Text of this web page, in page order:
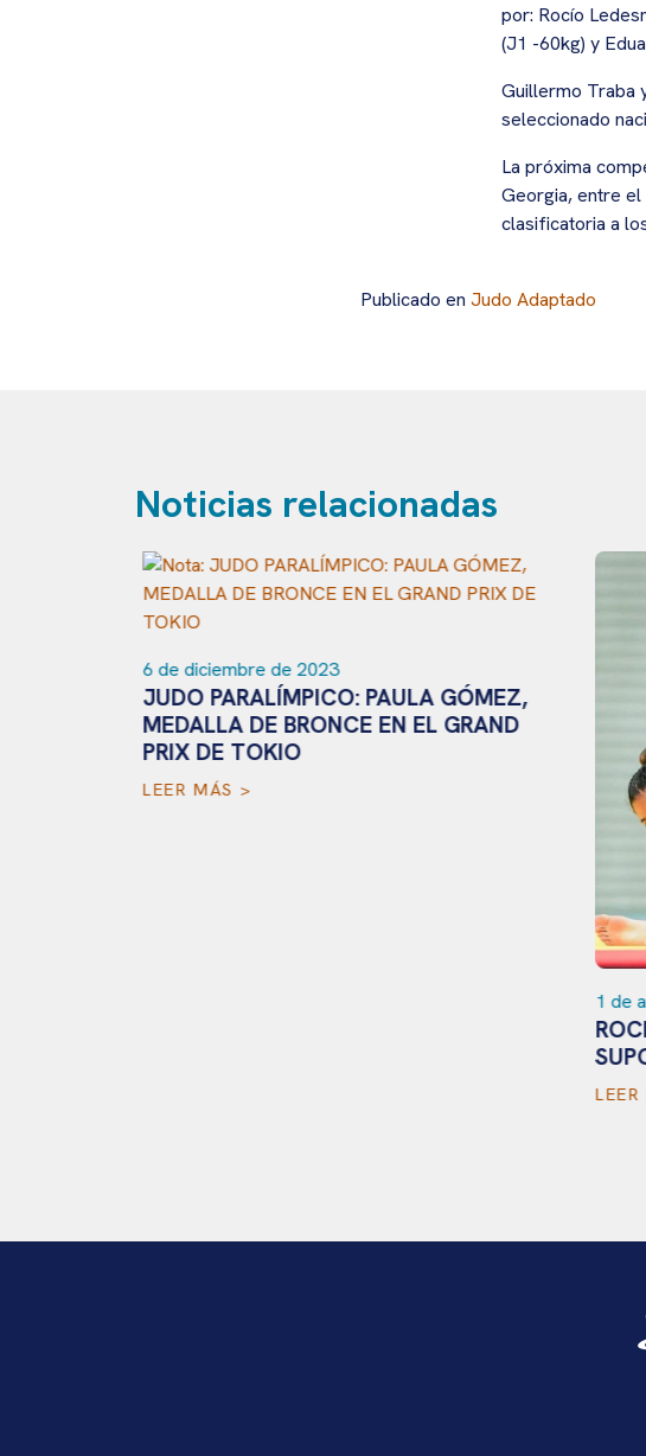
por: Rocío
(J1 -60kg) y
Guillermo Traba
seleccionado
La próxima
Georgia, entre el
clasificatoria a
Publicado en Judo Adaptado
Noticias relacionadas
6 de diciembre de 2023
JUDO PARALÍMPICO: PAULA GÓMEZ,
MEDALLA DE BRONCE EN EL GRAND
PRIX DE TOKIO
LEER MÁS >
1 de
LEER